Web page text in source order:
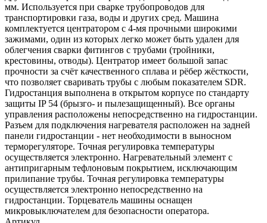
мм. Используется при сварке трубопроводов для
транспортировки газа, воды и других сред. Машина
комплектуется центратором с 4-мя прочными широкими
зажимами, один из которых легко может быть удален для
облегчения сварки фитингов с трубами (тройники,
крестовины, отводы). Центратор имеет большой запас
прочности за счёт качественного сплава и рёбер жёсткости,
что позволяет сваривать трубы с любым показателем SDR.
Гидростанция выполнена в открытом корпусе по стандарту
защиты IP 54 (брызго- и пылезащищенный). Все органы
управления расположены непосредственно на гидростанции.
Разъем для подключения нагревателя расположен на задней
панели гидростанции - нет необходимости в выносном
терморегуляторе. Точная регулировка температуры
осуществляется электронно. Нагревательный элемент с
антипригарным тефлоновым покрытием, исключающим
прилипание трубы. Точная регулировка температуры
осуществляется электронно непосредственно на
гидростанции. Торцеватель машины оснащен
микровыключателем для безопасности оператора.